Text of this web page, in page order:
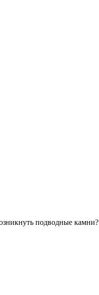
подводные камни?